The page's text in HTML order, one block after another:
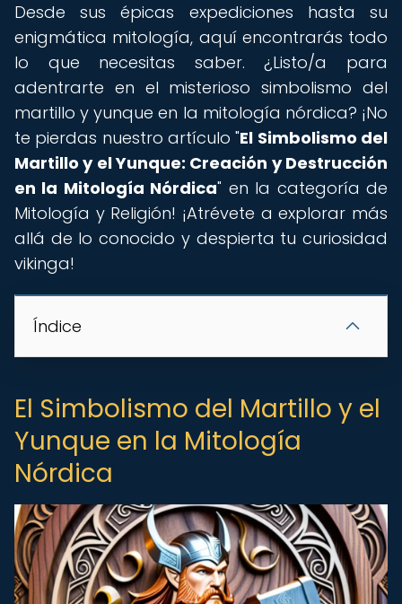
Desde sus épicas expediciones hasta su
enigmática mitología, aquí encontrarás todo
lo que necesitas saber. ¿Listo/a para
adentrarte en el misterioso simbolismo del
martillo y yunque en la mitología nórdica? ¡No
te pierdas nuestro artículo "El Simbolismo del
Martillo y el Yunque: Creación y Destrucción
en la Mitología Nórdica" en la categoría de
Mitología y Religión! ¡Atrévete a explorar más
allá de lo conocido y despierta tu curiosidad
vikinga!
Índice
El Simbolismo del Martillo y el
Yunque en la Mitología
Nórdica